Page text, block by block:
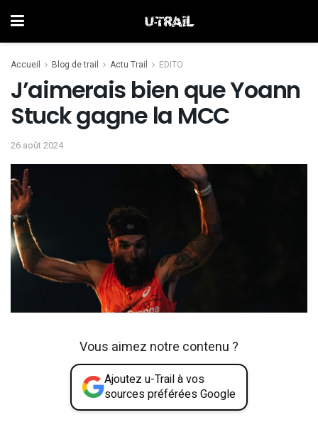
Accueil Blog de trail Actu Trail EDITO
J’aimerais bien que Yoann
Stuck gagne la MCC
26 août 2024
Vous aimez notre contenu ?
Ajoutez u-Trail à vos
sources préférées Google